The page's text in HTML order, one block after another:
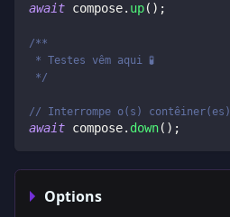
await compose. up( ) ;
/**
* Testes vêm aqui 🧪
*/
// Interrompe o(s) contêiner(es)
await compose. down( ) ;
Options